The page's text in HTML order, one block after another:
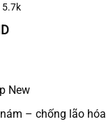
5.7k
Giá
là:
500.000VND.
New
– chống lão hóa